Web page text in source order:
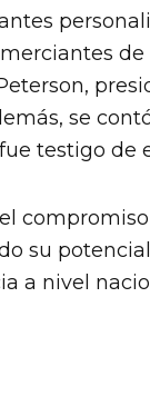
de
se
testigo de
su
a nivel